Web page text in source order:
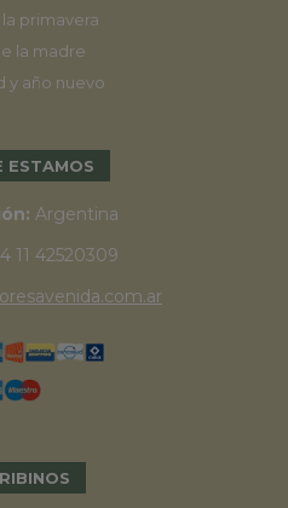
primavera
la madre
y año nuevo
ESTAMOS
Argentina
11 42520309